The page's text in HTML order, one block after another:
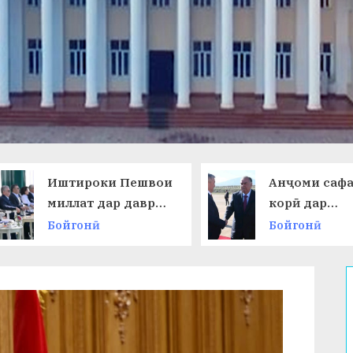
Иштироки Пешвои
миллат дар даври
ниҳоии
Бойгонӣ
Анҷоми
корӣ дар
Ҷумҳурии
Бойгонӣ